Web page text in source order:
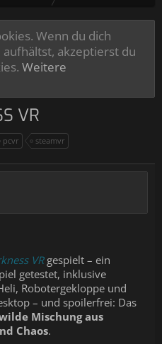
Wenn du dich
akzeptierst du
Weitere
VR
pcvr steamvr
VRgespielt – ein
getestet, inklusive
Robotergekloppe und
– und spoilerfrei: Das
Mischung aus
Chaos.